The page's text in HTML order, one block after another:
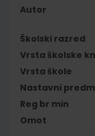
Autor
Školski razred
Vrsta školske
Vrsta škole
Nastavni
Reg br min
Omot